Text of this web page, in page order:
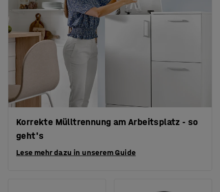
Korrekte Mülltrennung am Arbeitsplatz - so
geht's
Lese mehr dazu in unserem Guide